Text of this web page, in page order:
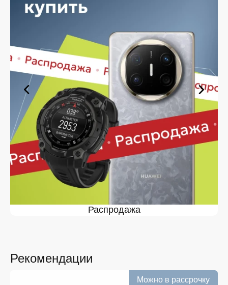
Планируете покупку в рассрочку? У нас есть такая
услуга. Мы предлагаем удобные условия оплаты,
выберите нужную позицию, добавьте в корзину и
оформите заявку — купить в Белгороде вы сможете в
кратчайшие сроки.
Ассортимент в магазине iSpace в
Белгороде
На нашей торговой платформе представлен широкий
выбор продукции. Среди ассортимента, как новинки
рынка, так и проверенные временем модели. Каждый
продукт в каталоге соответствует стандартам
качества. Вы можете выбрать и заказать в Белгороде
в удобной конфигурации и с доступной ценой.
Мы постоянно обновляем ассортимент, отслеживаем
наличие, поддерживаем актуальность информации,
касающейся цен и наличия. Благодаря этому клиенты
получают лучшие предложения и экономят своё
время. Преимущества покупки у нас:
Подтверждённое наличие на складе.
Информация о наличии обновляется в режиме
Распродажа
Рекомендации
Можно в рассрочку